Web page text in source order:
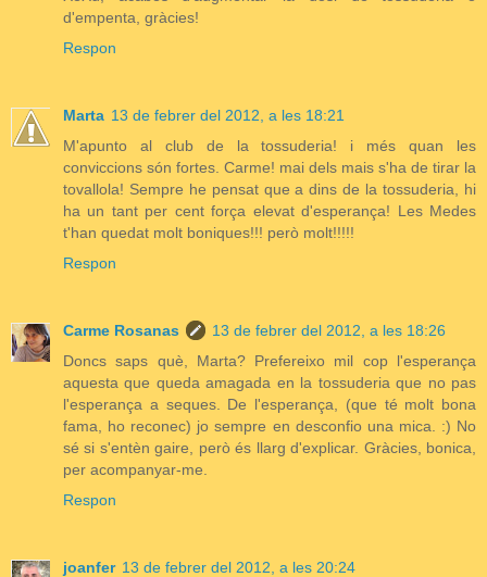
d'empenta, gràcies!
Respon
Marta 13 de febrer del 2012, a les 18:21
M'apunto al club de la tossuderia! i més quan les
conviccions són fortes. Carme! mai dels mais s'ha de tirar la
tovallola! Sempre he pensat que a dins de la tossuderia, hi
ha un tant per cent força elevat d'esperança! Les Medes
t'han quedat molt boniques!!! però molt!!!!!
Respon
Carme Rosanas
13 de febrer del 2012, a les 18:26
Doncs saps què, Marta? Prefereixo mil cop l'esperança
aquesta que queda amagada en la tossuderia que no pas
l'esperança a seques. De l'esperança, (que té molt bona
fama, ho reconec) jo sempre en desconfio una mica. :) No
sé si s'entèn gaire, però és llarg d'explicar. Gràcies, bonica,
per acompanyar-me.
Respon
joanfer 13 de febrer del 2012, a les 20:24